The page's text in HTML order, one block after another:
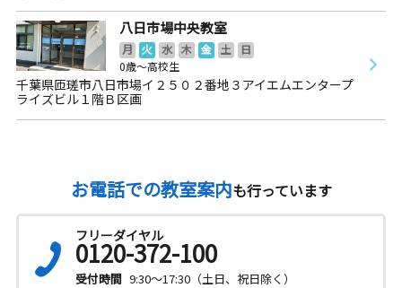
八日市場中央教室
月 火 水 木 金 土
日
0歳～高校生
千葉県匝瑳市八日市場イ２５０２番地３アイエムエンタープ
ライズビル１階Ｂ区画
お電話での教室案内も行っています
フリーダイヤル
0120-372-100
受付時間 9:30～17:30（土日、祝日除く）